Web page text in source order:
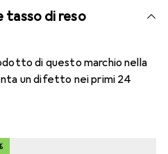
tasso di reso
di questo marchio nella
un difetto nei primi 24